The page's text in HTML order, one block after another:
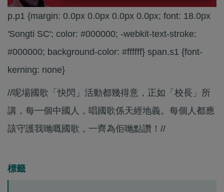
p.p1 {margin: 0.0px 0.0px 0.0px 0.0px; font: 18.0px
'Songti SC'; color: #000000; -webkit-text-stroke:
#000000; background-color: #ffffff} span.s1 {font-
kerning: none}
//呢場國歌「快閃」活動都幾得意，正如「校長」所
講，每一個中國人，唱國歌係天經地義。每個人都應
該守護我哋嘅國歌，一齊為佢哋點讚！//
標籤